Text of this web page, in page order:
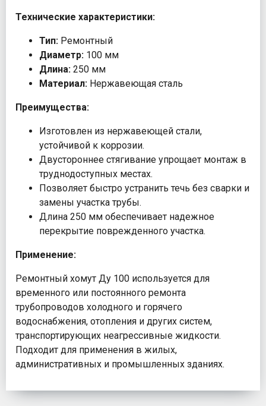
Технические характеристики:
Тип: Ремонтный
Диаметр: 100 мм
Длина: 250 мм
Материал: Нержавеющая сталь
Преимущества:
Изготовлен из нержавеющей стали,
устойчивой к коррозии.
Двустороннее стягивание упрощает монтаж в
труднодоступных местах.
Позволяет быстро устранить течь без сварки и
замены участка трубы.
Длина 250 мм обеспечивает надежное
перекрытие поврежденного участка.
Применение:
Ремонтный хомут Ду 100 используется для
временного или постоянного ремонта
трубопроводов холодного и горячего
водоснабжения, отопления и других систем,
транспортирующих неагрессивные жидкости.
Подходит для применения в жилых,
административных и промышленных зданиях.